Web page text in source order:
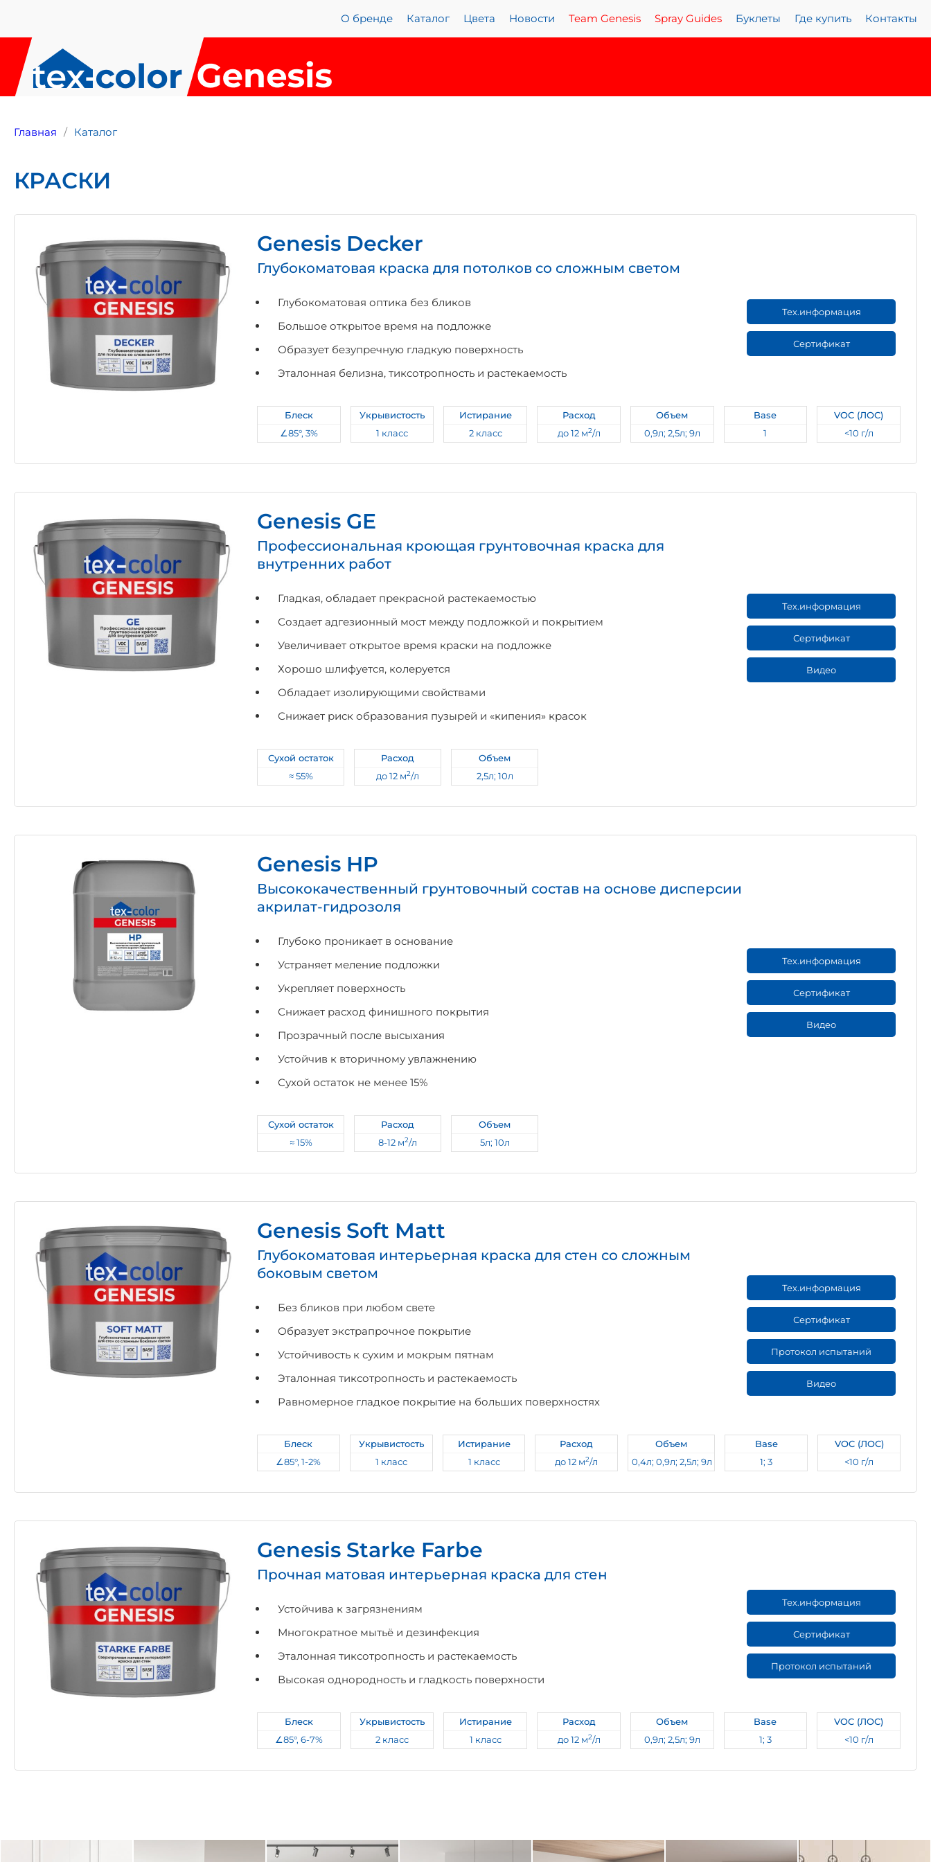
О бренде Каталог Цвета Новости Team Genesis Spray Guides Буклеты Где купить Контакты
Главная Каталог
КРАСКИ
Genesis Decker
Глубокоматовая краска для потолков со сложным светом
Глубокоматовая оптика без бликов
Большое открытое время на подложке
Образует безупречную гладкую поверхность
Эталонная белизна, тиксотропность и растекаемость
Тех.информация
Сертификат
Блеск
∠85°, 3%
Укрывистость
1 класс
Истирание
2 класс
Расход
до 12 м2/л
Объем
0,9л; 2,5л; 9л
Base
1
VOC (ЛОС)
<10 г/л
Genesis GE
Профессиональная кроющая грунтовочная краска для
внутренних работ
Гладкая, обладает прекрасной растекаемостью
Создает адгезионный мост между подложкой и покрытием
Увеличивает открытое время краски на подложке
Хорошо шлифуется, колеруется
Обладает изолирующими свойствами
Снижает риск образования пузырей и «кипения» красок
Тех.информация
Сертификат
Видео
Сухой остаток
≈ 55%
Расход
до 12 м2/л
Объем
2,5л; 10л
Genesis HP
Высококачественный грунтовочный состав на основе дисперсии
акрилат-гидрозоля
Глубоко проникает в основание
Устраняет меление подложки
Укрепляет поверхность
Снижает расход финишного покрытия
Прозрачный после высыхания
Устойчив к вторичному увлажнению
Сухой остаток не менее 15%
Тех.информация
Сертификат
Видео
Сухой остаток
≈ 15%
Расход
8-12 м2/л
Объем
5л; 10л
Genesis Soft Matt
Глубокоматовая интерьерная краска для стен со сложным
боковым светом
Без бликов при любом свете
Образует экстрапрочное покрытие
Устойчивость к сухим и мокрым пятнам
Эталонная тиксотропность и растекаемость
Равномерное гладкое покрытие на больших поверхностях
Тех.информация
Сертификат
Протокол испытаний
Видео
Блеск
∠85°, 1-2%
Укрывистость
1 класс
Истирание
1 класс
Расход
до 12 м2/л
Объем
0,4л; 0,9л; 2,5л; 9л
Base
1; 3
VOC (ЛОС)
<10 г/л
Genesis Starke Farbe
Прочная матовая интерьерная краска для стен
Устойчива к загрязнениям
Многократное мытьё и дезинфекция
Эталонная тиксотропность и растекаемость
Высокая однородность и гладкость поверхности
Тех.информация
Сертификат
Протокол испытаний
Блеск
∠85°, 6-7%
Укрывистость
2 класс
Истирание
1 класс
Расход
до 12 м2/л
Объем
0,9л; 2,5л; 9л
Base
1; 3
VOC (ЛОС)
<10 г/л